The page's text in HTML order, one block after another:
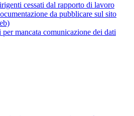
cessati dal rapporto di lavoro
da pubblicare sul sito
per mancata comunicazione dei dati